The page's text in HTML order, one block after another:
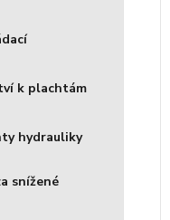
k plachtám
hydrauliky
snížené